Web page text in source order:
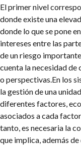
El primer nivel
donde existe una
donde lo que se pone
intereses entre las
de un riesgo
cuenta la necesidad
o perspectivas. En los
la gestión de una
diferentes factores,
asociados a cada
tanto, es necesaria la
que implica, además